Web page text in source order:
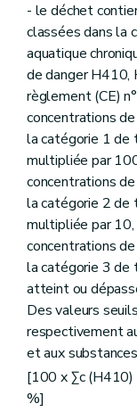
- le déchet
classées dans la
aquatique
de danger H410,
règlement (CE)
concentrations
la catégorie 1 de
multipliée par
concentrations
la catégorie 2 de
multipliée par
concentrations
la catégorie 3 de
atteint ou
Des valeurs
respectivement
et aux
[100 x Σc
%]